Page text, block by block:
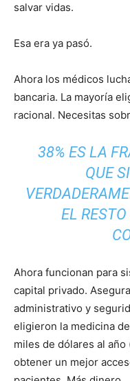
salvar vidas.
Esa era ya pasó.
Ahora los médicos
bancaria. La mayoría
racional. Necesitas
38% ES LA
QUE
EL
Ahora funcionan para
capital privado.
administrativo y
eligieron la medicina
miles de dólares al
obtener un mejor